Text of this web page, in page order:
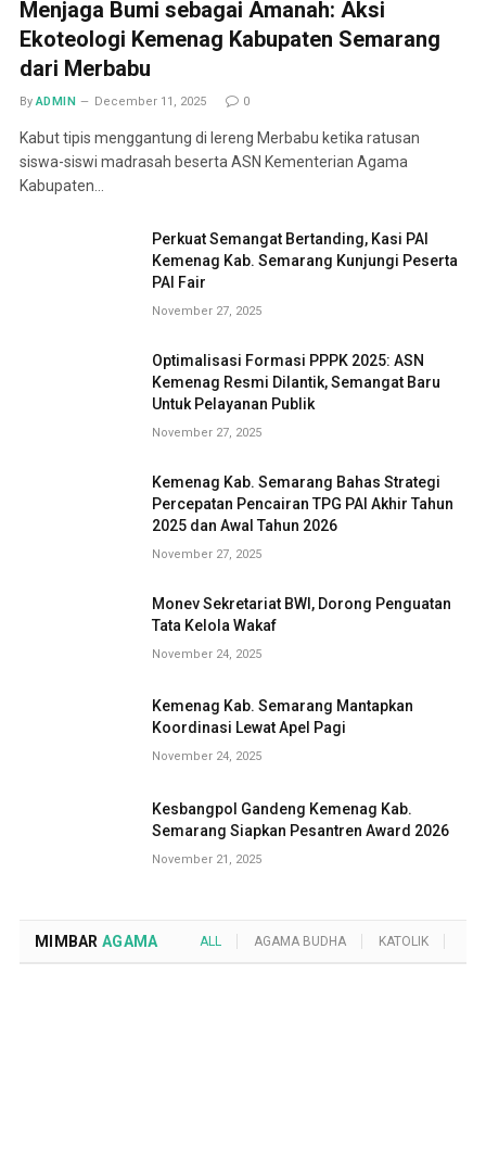
Menjaga Bumi sebagai Amanah: Aksi
Ekoteologi Kemenag Kabupaten Semarang
dari Merbabu
By ADMIN December 11, 2025 0
Kabut tipis menggantung di lereng Merbabu ketika ratusan
siswa-siswi madrasah beserta ASN Kementerian Agama
Kabupaten…
Perkuat Semangat Bertanding, Kasi PAI
Kemenag Kab. Semarang Kunjungi Peserta
PAI Fair
November 27, 2025
Optimalisasi Formasi PPPK 2025: ASN
Kemenag Resmi Dilantik, Semangat Baru
Untuk Pelayanan Publik
November 27, 2025
Kemenag Kab. Semarang Bahas Strategi
Percepatan Pencairan TPG PAI Akhir Tahun
2025 dan Awal Tahun 2026
November 27, 2025
Monev Sekretariat BWI, Dorong Penguatan
Tata Kelola Wakaf
November 24, 2025
Kemenag Kab. Semarang Mantapkan
Koordinasi Lewat Apel Pagi
November 24, 2025
Kesbangpol Gandeng Kemenag Kab.
Semarang Siapkan Pesantren Award 2026
November 21, 2025
MIMBAR AGAMA ALL AGAMA BUDHA KATOLIK